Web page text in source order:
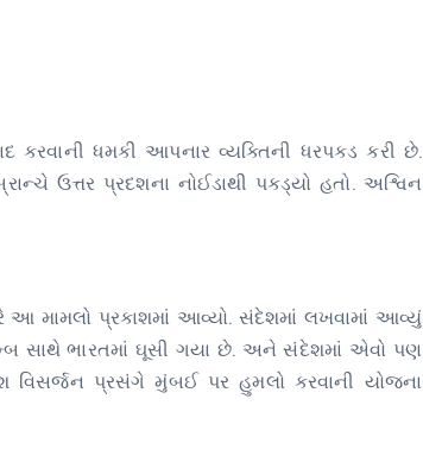
કરવાની ધમકી આપનાર વ્યક્તિની ધરપકડ કરી છે.
ઉત્તર પ્રદશના નોઈડાથી પકડ્યો હતો. અશ્વિન
આ મામલો પ્રકાશમાં આવ્યો. સંદેશમાં લખવામાં આવ્યું
સાથે ભારતમાં ઘૂસી ગયા છે. અને સંદેશમાં એવો પણ
વિસર્જન પ્રસંગે મુંબઈ પર હુમલો કરવાની યોજના